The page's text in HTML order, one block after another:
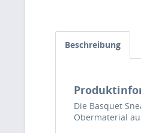
Beschreibung
Die Basquet
Obermaterial